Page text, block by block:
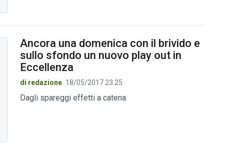
Ancora una domenica con il brivido e
sullo sfondo un nuovo play out in
Eccellenza
di redazione 18/05/2017 23:25
Dagli spareggi effetti a catena